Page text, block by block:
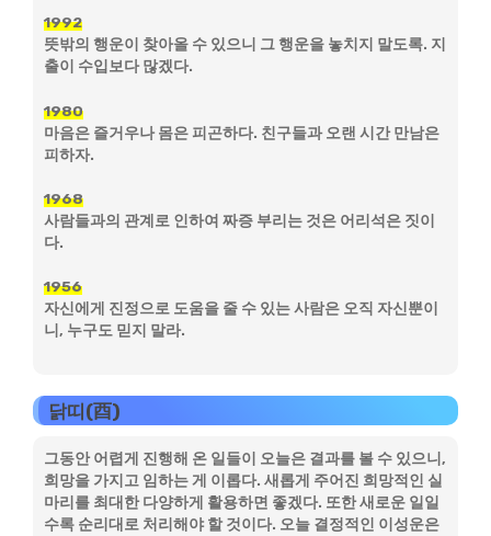
1992
뜻밖의 행운이 찾아올 수 있으니 그 행운을 놓치지 말도록. 지
출이 수입보다 많겠다.
1980
마음은 즐거우나 몸은 피곤하다. 친구들과 오랜 시간 만남은
피하자.
1968
사람들과의 관계로 인하여 짜증 부리는 것은 어리석은 짓이
다.
1956
자신에게 진정으로 도움을 줄 수 있는 사람은 오직 자신뿐이
니, 누구도 믿지 말라.
닭띠(酉)
그동안 어렵게 진행해 온 일들이 오늘은 결과를 볼 수 있으니,
희망을 가지고 임하는 게 이롭다. 새롭게 주어진 희망적인 실
마리를 최대한 다양하게 활용하면 좋겠다. 또한 새로운 일일
수록 순리대로 처리해야 할 것이다. 오늘 결정적인 이성운은